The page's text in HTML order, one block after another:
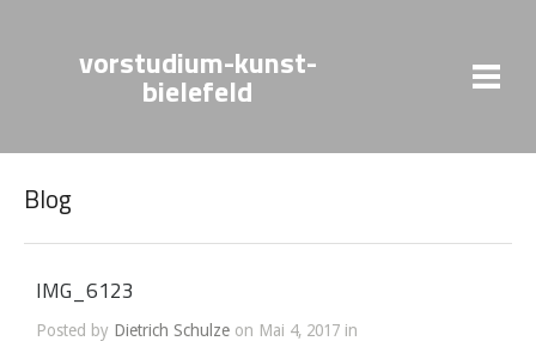
vorstudium-kunst-
bielefeld
Blog
IMG_6123
Posted by Dietrich Schulze on Mai 4, 2017 in